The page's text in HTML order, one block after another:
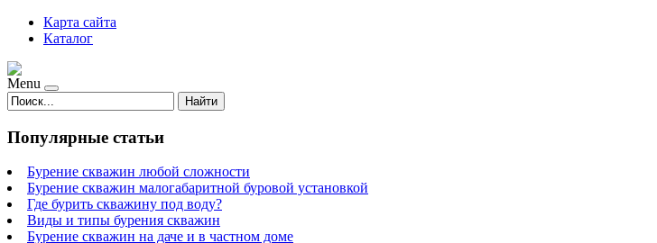
Карта сайта
Каталог
Menu
Найти
Популярные статьи
Бурение скважин любой сложности
Бурение скважин малогабаритной буровой установкой
Где бурить скважину под воду?
Виды и типы бурения скважин
Бурение скважин на даче и в частном доме